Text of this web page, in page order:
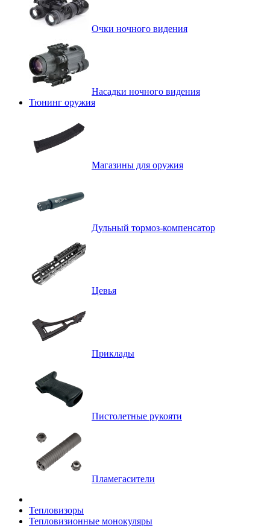
Очки ночного видения
Насадки ночного видения
Тюнинг оружия
Магазины для оружия
Дульный тормоз-компенсатор
Цевья
Приклады
Пистолетные рукояти
Пламегасители
Тепловизоры
Тепловизионные монокуляры